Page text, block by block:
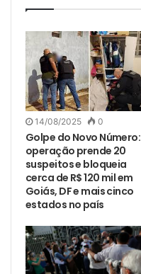
14/08/2025 0
Golpe do Novo Número:
operação prende 20
suspeitos e bloqueia
cerca de R$ 120 mil em
Goiás, DF e mais cinco
estados no país